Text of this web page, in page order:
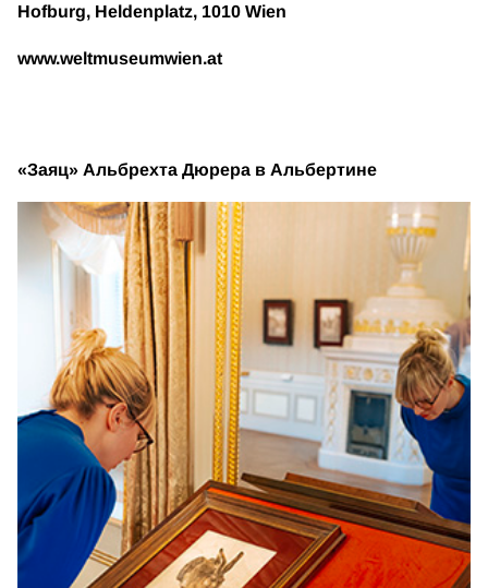
Hofburg, Heldenplatz, 1010 Wien
www.weltmuseumwien.at
«Заяц» Альбрехта Дюрера в Альбертине